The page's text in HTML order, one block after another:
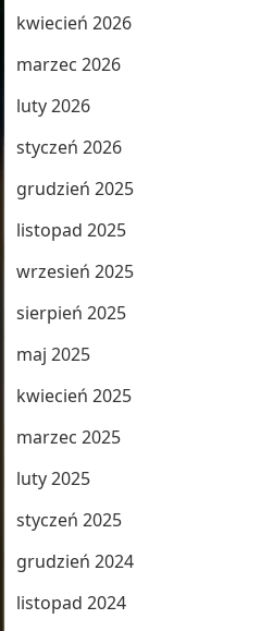
kwiecień 2026
marzec 2026
luty 2026
styczeń 2026
grudzień 2025
listopad 2025
wrzesień 2025
sierpień 2025
maj 2025
kwiecień 2025
marzec 2025
luty 2025
styczeń 2025
grudzień 2024
listopad 2024